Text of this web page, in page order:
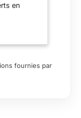
en
fournies par